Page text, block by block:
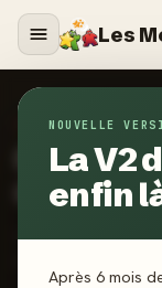
Les
NOUVELLE
La V2
enfin
Après 6 mois
SORTIES JEUX DE
des
Les jeux sortent le